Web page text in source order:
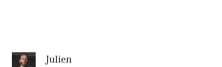
Julien